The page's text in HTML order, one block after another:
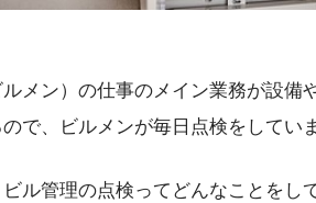
ルメン）の仕事のメイン業務が設備
で、ビルメンが毎日点検をしていま
ル管理の点検ってどんなことをし